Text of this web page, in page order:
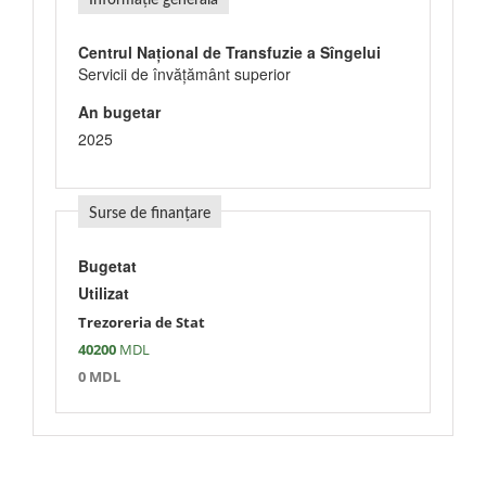
Centrul Național de Transfuzie a Sîngelui
Servicii de învăţământ superior
An bugetar
2025
Surse de finanțare
Bugetat
Utilizat
Trezoreria de Stat
40200 MDL
0 MDL